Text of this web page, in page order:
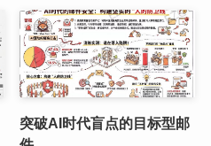
突破AI时代盲点的目标型邮